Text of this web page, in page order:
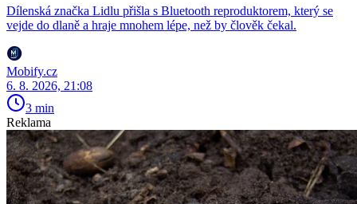
Dílenská značka Lidlu přišla s Bluetooth reproduktorem, který se
vejde do dlaně a hraje mnohem lépe, než by člověk čekal.
Mobify.cz
6. 8. 2026, 21:08
3 min
Reklama